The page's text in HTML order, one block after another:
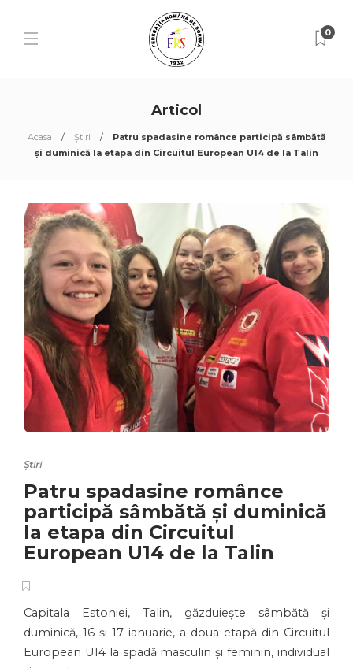
0
Articol
Acasa Știri
Patru spadasine românce participă sâmbătă
și duminică la etapa din Circuitul European U14 de la Talin
Știri
Patru spadasine românce
participă sâmbătă și duminică
la etapa din Circuitul
European U14 de la Talin
Capitala Estoniei, Talin, găzduiește sâmbătă și
duminică, 16 și 17 ianuarie, a doua etapă din Circuitul
European U14 la spadă masculin și feminin, individual